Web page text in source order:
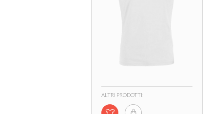
ALTRI PRODOTTI: